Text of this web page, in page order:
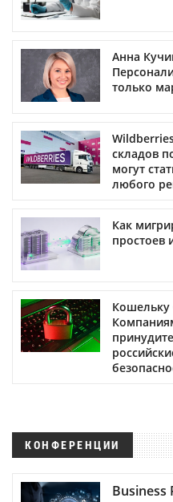
Анна
только
складов
могут
любого
Как
простоев
Кошельку
КОНФЕРЕНЦИИ
Business